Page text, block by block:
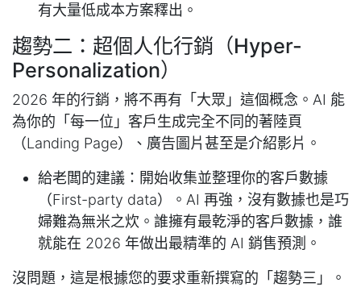
有大量低成本方案釋出。
趨勢二：超個人化行銷（Hyper-
Personalization）
2026 年的行銷，將不再有「大眾」這個概念。AI 能
為你的「每一位」客戶生成完全不同的著陸頁
（Landing Page）、廣告圖片甚至是介紹影片。
給老闆的建議：開始收集並整理你的客戶數據
（First-party data）。AI 再強，沒有數據也是巧
婦難為無米之炊。誰擁有最乾淨的客戶數據，誰
就能在 2026 年做出最精準的 AI 銷售預測。
沒問題，這是根據您的要求重新撰寫的「趨勢三」。